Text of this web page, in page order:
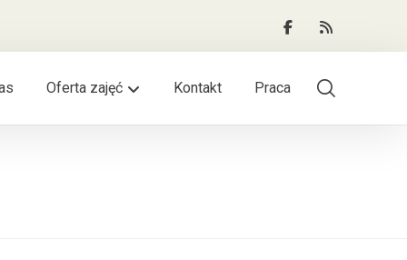
Oferta zajęć Kontakt Praca